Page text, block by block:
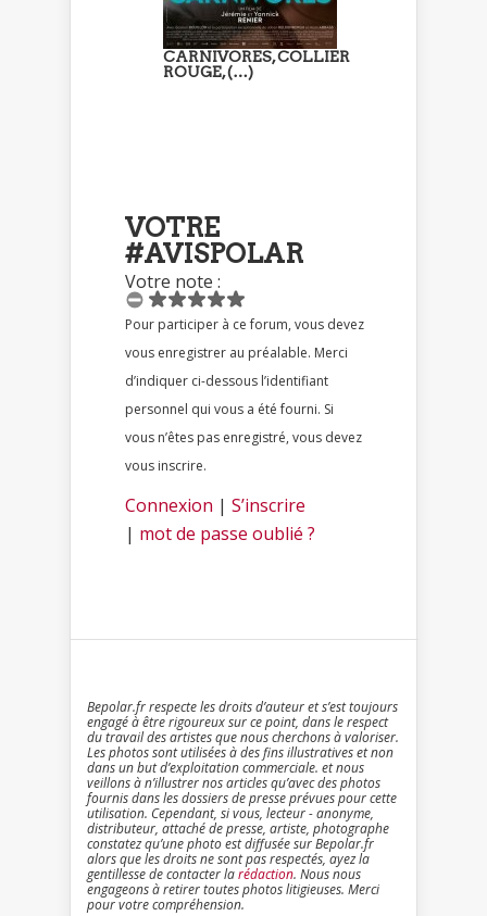
CARNIVORES, COLLIER
ROUGE, (…)
VOTRE
#AVISPOLAR
Votre note :
Pour participer à ce forum, vous devez
vous enregistrer au préalable. Merci
d’indiquer ci-dessous l’identifiant
personnel qui vous a été fourni. Si
vous n’êtes pas enregistré, vous devez
vous inscrire.
Connexion | S’inscrire
| mot de passe oublié ?
Bepolar.fr respecte les droits d’auteur et s’est toujours
engagé à être rigoureux sur ce point, dans le respect
du travail des artistes que nous cherchons à valoriser.
Les photos sont utilisées à des fins illustratives et non
dans un but d’exploitation commerciale. et nous
veillons à n’illustrer nos articles qu’avec des photos
fournis dans les dossiers de presse prévues pour cette
utilisation. Cependant, si vous, lecteur - anonyme,
distributeur, attaché de presse, artiste, photographe
constatez qu’une photo est diffusée sur Bepolar.fr
alors que les droits ne sont pas respectés, ayez la
gentillesse de contacter larédaction. Nous nous
engageons à retirer toutes photos litigieuses. Merci
pour votre compréhension.